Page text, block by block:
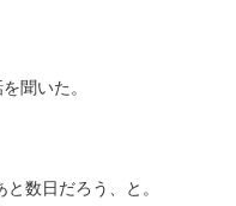
聞いた。
数日だろう、と。